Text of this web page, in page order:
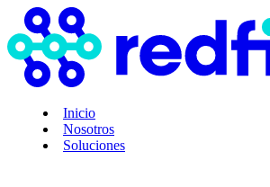
Inicio
Nosotros
Soluciones